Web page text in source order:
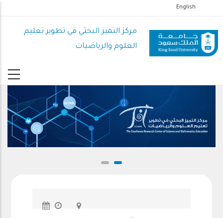
إلى
المحتوى
الرئيسي
English
مركز التميز البحثي في تطوير تعليم
العلوم والرياضيات